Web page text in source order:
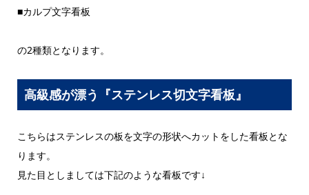
■カルプ文字看板
の2種類となります。
高級感が漂う『ステンレス切文字看板』
こちらはステンレスの板を文字の形状へカットをした看板とな
ります。
見た目としましては下記のような看板です↓